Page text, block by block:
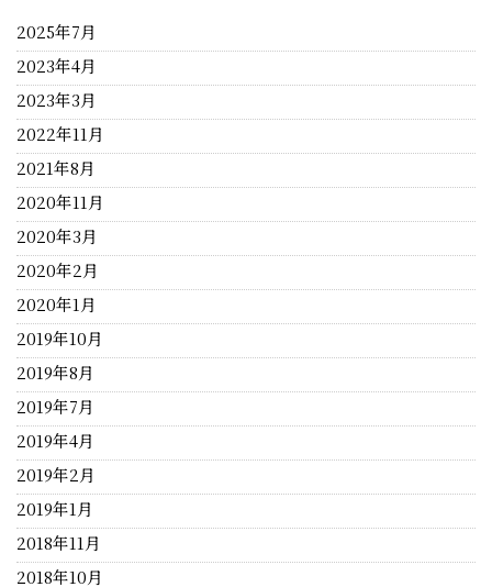
2025年7月
2023年4月
2023年3月
2022年11月
2021年8月
2020年11月
2020年3月
2020年2月
2020年1月
2019年10月
2019年8月
2019年7月
2019年4月
2019年2月
2019年1月
2018年11月
2018年10月